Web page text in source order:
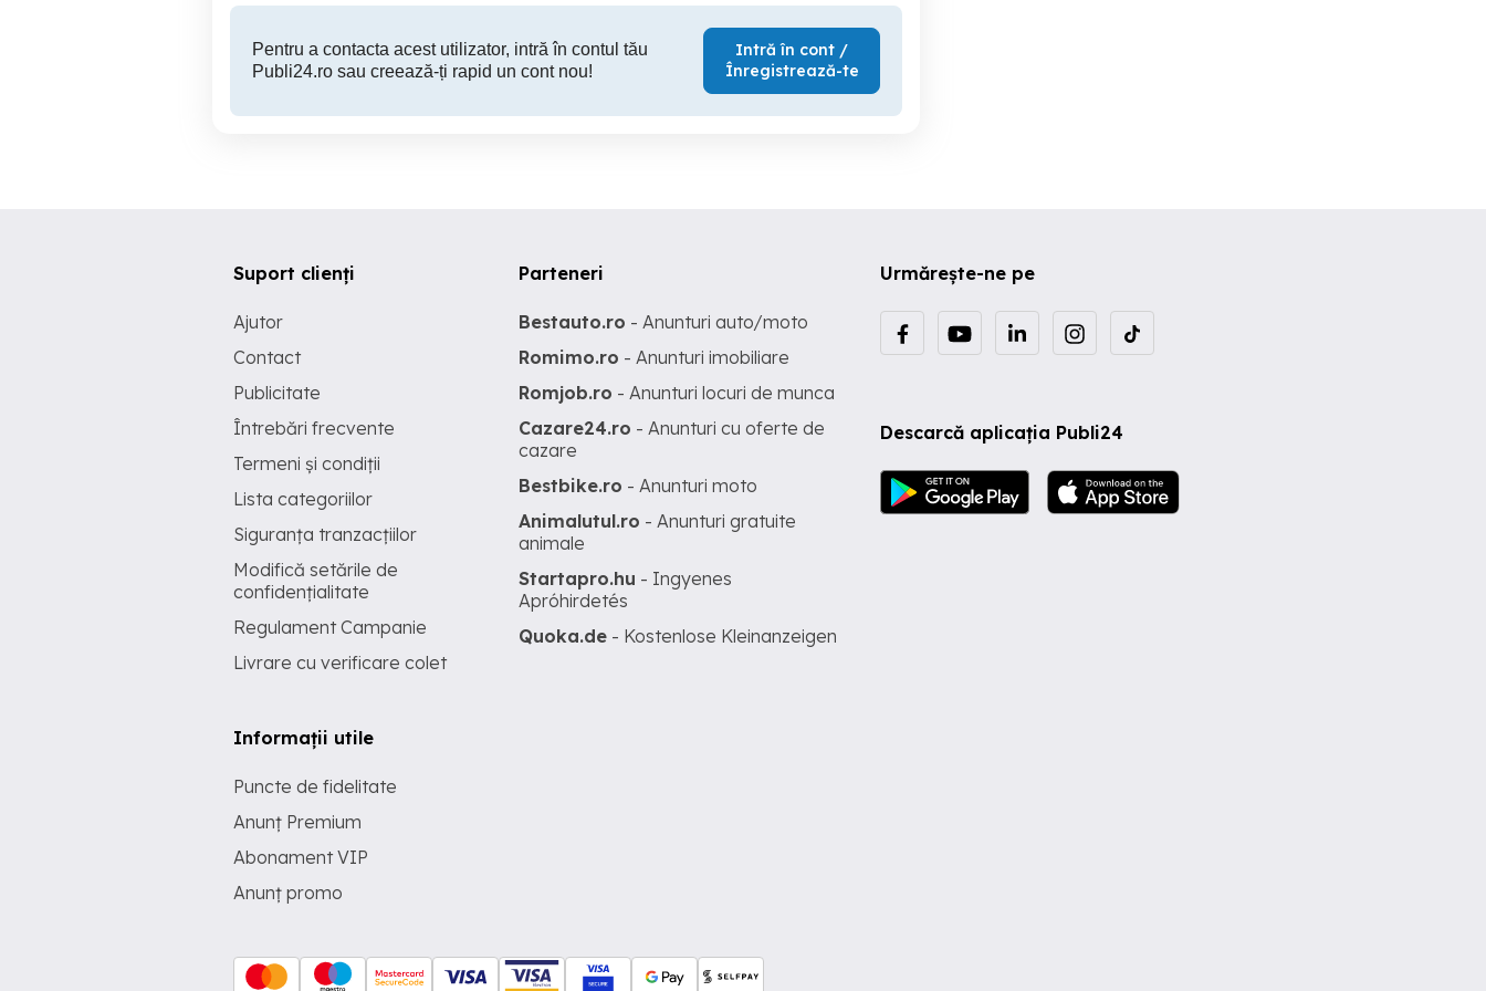
Pentru a contacta acest utilizator, intră în contul tău
Publi24.ro sau creează-ți rapid un cont nou!
Intră în cont /
Înregistrează-te
Urmărește-ne pe
Descarcă aplicația Publi24
Suport clienți
Ajutor
Contact
Publicitate
Întrebări frecvente
Termeni și condiții
Lista categoriilor
Siguranța tranzacțiilor
Modifică setările de
confidențialitate
Regulament Campanie
Livrare cu verificare colet
Informații utile
Puncte de fidelitate
Anunț Premium
Abonament VIP
Anunț promo
Parteneri
Bestauto.ro - Anunturi auto/moto
Romimo.ro - Anunturi imobiliare
Romjob.ro - Anunturi locuri de munca
Cazare24.ro - Anunturi cu oferte de
cazare
Bestbike.ro - Anunturi moto
Animalutul.ro - Anunturi gratuite
animale
Startapro.hu - Ingyenes
Apróhirdetés
Quoka.de - Kostenlose Kleinanzeigen